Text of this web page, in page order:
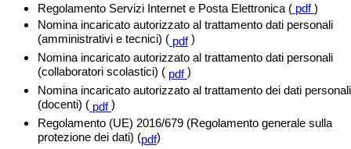
Regolamento Servizi Internet e Posta Elettronica ( pdf)
Nomina incaricato autorizzato al trattamento dati personali
(amministrativi e tecnici) ( pdf)
Nomina incaricato autorizzato al trattamento dati personali
(collaboratori scolastici) ( pdf)
Nomina incaricato autorizzato al trattamento dei dati personali
(docenti) ( pdf)
Regolamento (UE) 2016/679 (Regolamento generale sulla
protezione dei dati) (pdf)